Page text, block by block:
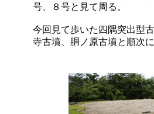
号、８号と見て周る。
今回見て歩いた四隅突出型
寺古墳、胴ノ原古墳と順次